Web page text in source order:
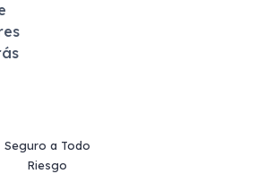
Seguro a Todo
Riesgo